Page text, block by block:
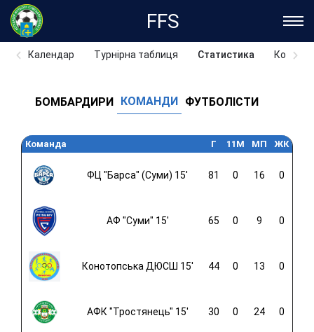
FFS
Календар Турнірна таблиця Статистика
БОМБАРДИРИ КОМАНДИ ФУТБОЛІСТИ
Команда Г 11M МП ЖК
ФЦ "Барса" (Суми) 15' 81 0 16 0
АФ "Суми" 15' 65 0 9 0
Конотопська ДЮСШ 15' 44 0 13 0
АФК "Тростянець" 15' 30 0 24 0